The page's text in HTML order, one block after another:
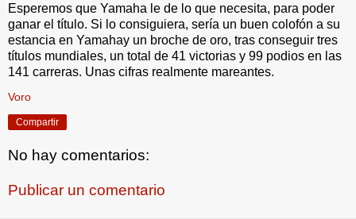
Esperemos que Yamaha le de lo que necesita, para poder
ganar el título. Si lo consiguiera, sería un buen colofón a su
estancia en Yamahay un broche de oro, tras conseguir tres
títulos mundiales, un total de 41 victorias y 99 podios en las
141 carreras. Unas cifras realmente mareantes.
Voro
Compartir
No hay comentarios:
Publicar un comentario